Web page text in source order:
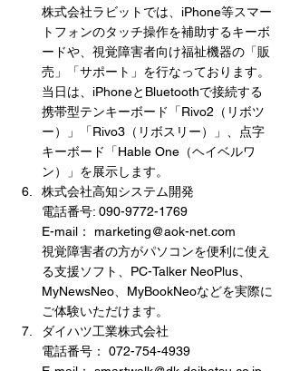
株式会社ラビットでは、iPhone等スマー
トフォンのタッチ操作を補助するキーボ
ードや、視覚障害者向け福祉機器の「販
売」「サポート」を行なっております。
当日は、iPhoneとBluetoothで接続する
携帯型テンキーボード「Rivo2（リボツ
ー）」「Rivo3（リボスリー）」、点字
キーボード「Hable One（ヘイベルワ
ン）」を展示します。
株式会社高知システム開発
電話番号: 090-9772-1769
E-mail： marketing@aok-net.com
視覚障害者の方がパソコンを便利に使え
る支援ソフト、PC-Talker NeoPlus、
MyNewsNeo、MyBookNeoなどを実際に
ご体験いただけます。
ダイハツ工業株式会社
電話番号： 072-754-4939